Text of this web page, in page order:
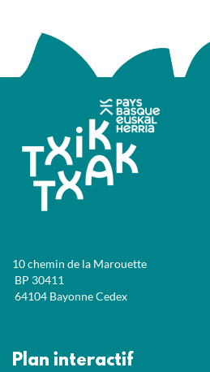
10 chemin de la Marouette
BP 30411
64104 Bayonne Cedex
Plan interactif